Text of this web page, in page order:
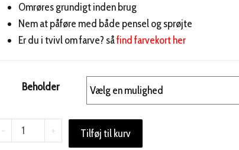
Omrøres grundigt inden brug
Nem at påføre med både pensel og sprøjte
Er du i tvivl om farve? såfind farvekort her
Beholder
-
Esbjerg
maskinmaling
+ Tilføj til kurv